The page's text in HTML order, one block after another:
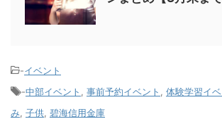
-イベント
-中部イベント 事前予約イベント 体験学習イベ
み 子供 碧海信用金庫